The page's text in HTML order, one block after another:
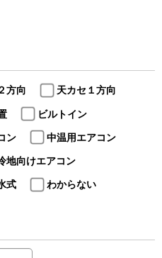
方向
天カセ１方向
ビルトイン
ン
中温用エアコン
地向けエアコン
式 わからない